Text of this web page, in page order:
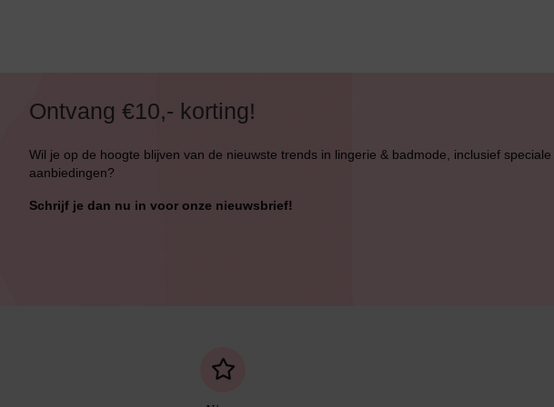
Ontvang €10,- korting!
Wil je op de hoogte blijven van de nieuwste trends in lingerie & badmode, inclusief speciale
aanbiedingen?
Schrijf je dan nu in voor onze nieuwsbrief!